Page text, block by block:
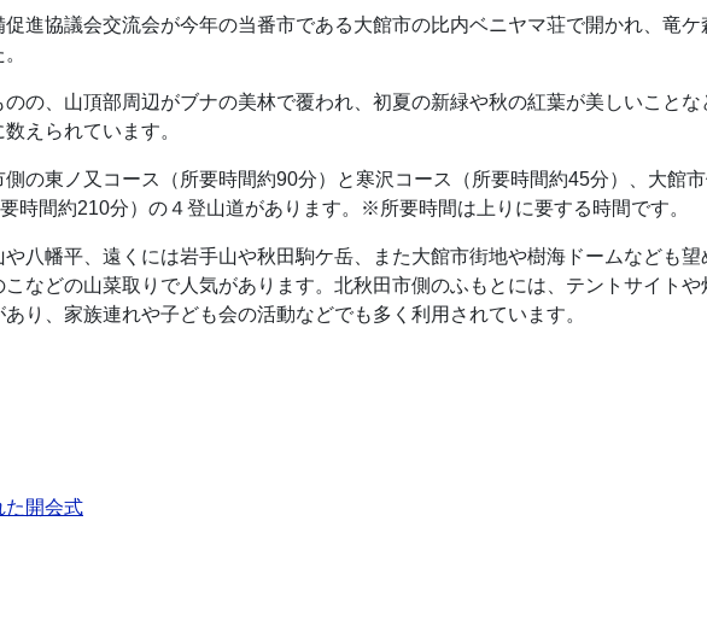
進協議会交流会が今年の当番市である大館市の比内ベニヤマ荘で開かれ、竜
の、山頂部周辺がブナの美林で覆われ、初夏の新緑や秋の紅葉が美しいこと
えられています。
の東ノ又コース（所要時間約90分）と寒沢コース（所要時間約45分）、大館
時間約210分）の４登山道があります。※所要時間は上りに要する時間です。
八幡平、遠くには岩手山や秋田駒ケ岳、また大館市街地や樹海ドームなども
などの山菜取りで人気があります。北秋田市側のふもとには、テントサイト
り、家族連れや子ども会の活動などでも多く利用されています。
た開会式